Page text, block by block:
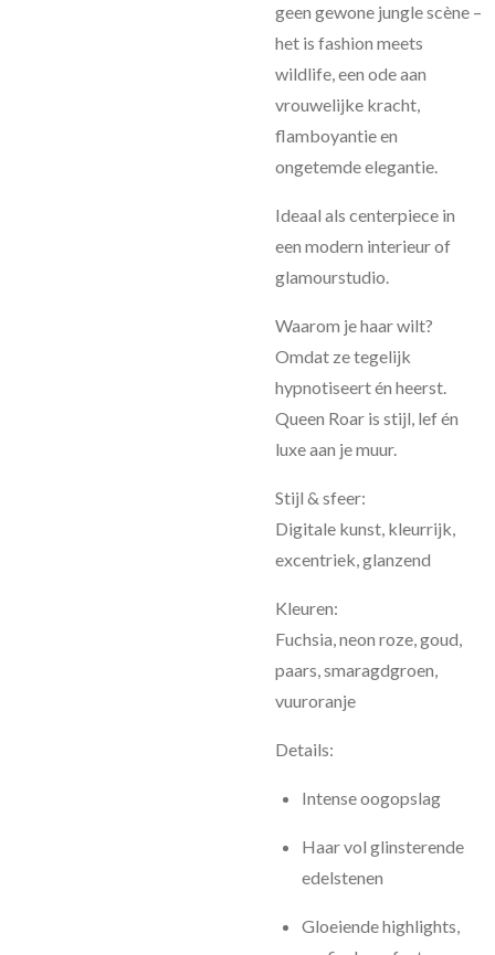
geen gewone jungle scène –
het is fashion meets
wildlife, een ode aan
vrouwelijke kracht,
flamboyantie en
ongetemde elegantie.
Ideaal als centerpiece in
een modern interieur of
glamourstudio.
Waarom je haar wilt?
Omdat ze tegelijk
hypnotiseert én heerst.
Queen Roar is stijl, lef én
luxe aan je muur.
Stijl & sfeer:
Digitale kunst, kleurrijk,
excentriek, glanzend
Kleuren:
Fuchsia, neon roze, goud,
paars, smaragdgroen,
vuuroranje
Details:
Intense oogopslag
Haar vol glinsterende
edelstenen
Gloeiende highlights,